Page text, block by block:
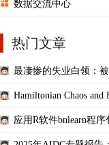
数据交流中心
热门文章
最凄惨的失业白领：
Hamiltonian Chaos and
应用R软件bnlearn程